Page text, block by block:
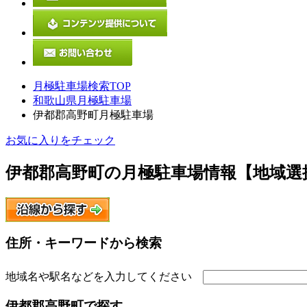
月極駐車場検索TOP
和歌山県月極駐車場
伊都郡高野町月極駐車場
お気に入りをチェック
伊都郡高野町の月極駐車場情報【地域選
住所・キーワードから検索
地域名や駅名などを入力してください